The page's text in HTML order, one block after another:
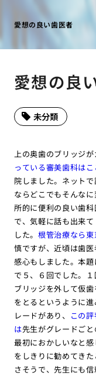
愛想の良い歯医者
愛想の良
未分類
上の奥歯のブリッジが
っている審美歯科はこ
院しました。ネット
ならどこでもそんな
所的に便利の良い歯
で、気軽に話も出来
した。 根管治療なら
慎ですが、近頃は歯
感心もしました。本
で５、６回でした。
ブリッジを外して仮
をとるというように
レードがあり、 この
は先生がグレードご
最初におかしいなと
をしきりに勧めてき
さそうで、先生にも